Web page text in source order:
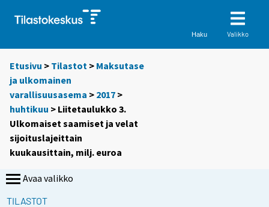
Haku Valikko
Etusivu > Tilastot > Maksutase
ja ulkomainen
varallisuusasema > 2017 >
huhtikuu > Liitetaulukko 3.
Ulkomaiset saamiset ja velat
sijoituslajeittain
kuukausittain, milj. euroa
Avaa valikko
TILASTOT